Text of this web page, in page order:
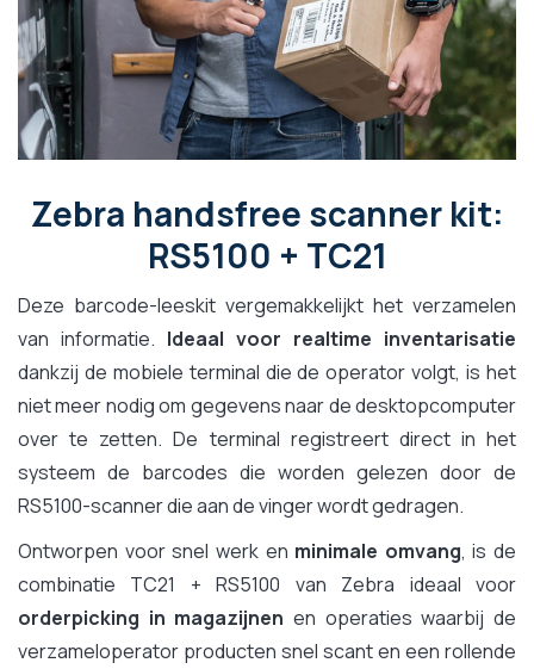
Zebra handsfree scanner kit:
RS5100 + TC21
Deze barcode-leeskit vergemakkelijkt het verzamelen
van informatie. Ideaal voor realtime inventarisatie
dankzij de mobiele terminal die de operator volgt, is het
niet meer nodig om gegevens naar de desktopcomputer
over te zetten. De terminal registreert direct in het
systeem de barcodes die worden gelezen door de
RS5100-scanner die aan de vinger wordt gedragen.
Ontworpen voor snel werk en minimale omvang, is de
combinatie TC21 + RS5100 van Zebra ideaal voor
orderpicking in magazijnen en operaties waarbij de
verzameloperator producten snel scant en een rollende